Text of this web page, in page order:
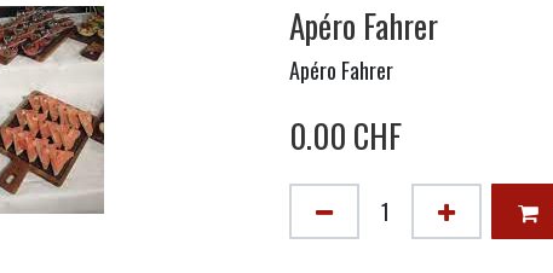
Apéro Fahrer
Apéro Fahrer
0.00 CHF